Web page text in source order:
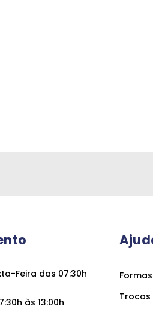
Feira das 07:30h
às 13:00h
Trocas